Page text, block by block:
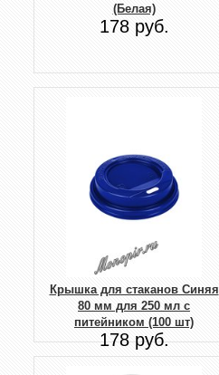
(Белая)
178 руб.
Крышка для стаканов Синяя
80 мм для 250 мл с
питейником (100 шт)
178 руб.